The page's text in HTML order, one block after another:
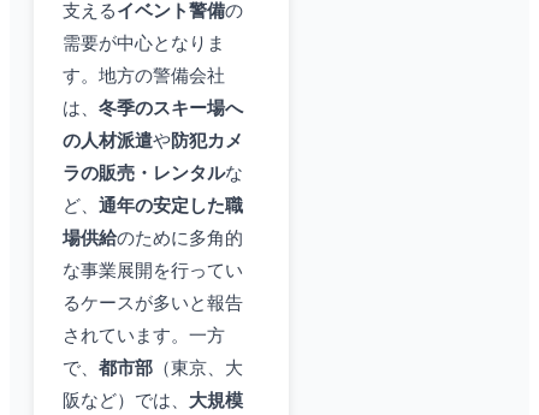
支えるイベント警備の
需要が中心となりま
す。地方の警備会社
は、 冬季のスキー場へ
の人材派遣や防犯カメ
ラの販売・レンタルな
ど、 通年の安定した職
場供給のために多角的
な事業展開を行ってい
るケースが多いと報告
されています。一方
で、 都市部 （東京、大
阪など）では、 大規模